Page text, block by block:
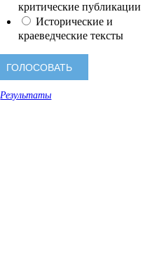
критические публикации
Исторические и
краеведческие тексты
Результаты